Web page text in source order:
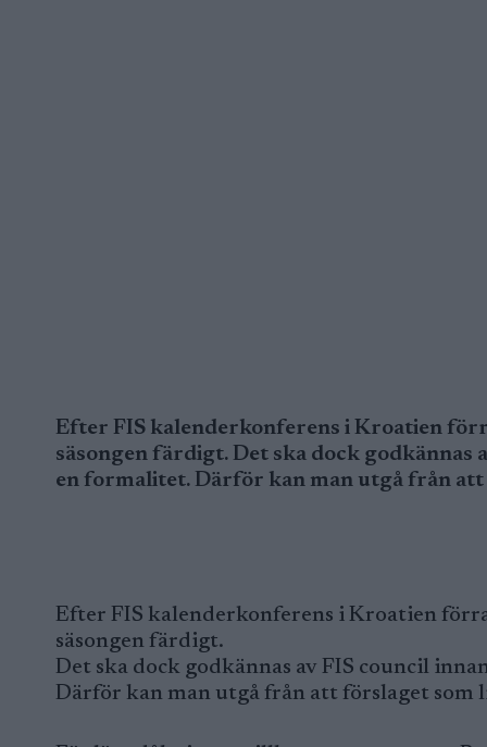
Efter FIS kalenderkonferens i Kroatien
säsongen färdigt. Det ska dock
en formalitet. Därför kan man utgå från
Efter FIS kalenderkonferens i Kroatien
säsongen färdigt.
Det ska dock godkännas av FIS council
Därför kan man utgå från att förslaget som